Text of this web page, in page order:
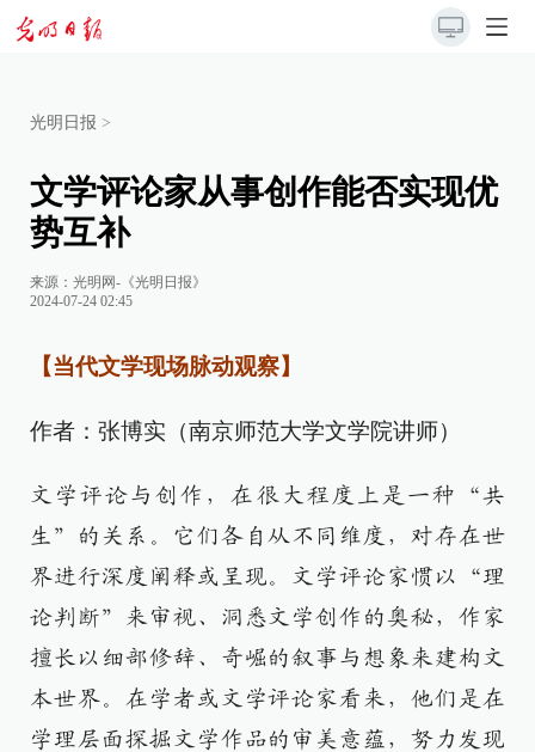
光明日报 >
文学评论家从事创作能否实现优
势互补
来源： 光明网-《光明日报》
2024-07-24 02:45
【当代文学现场脉动观察】
作者：张博实（南京师范大学文学院讲师）
文学评论与创作，在很大程度上是一种“共
生”的关系。它们各自从不同维度，对存在世
界进行深度阐释或呈现。文学评论家惯以“理
论判断”来审视、洞悉文学创作的奥秘，作家
擅长以细部修辞、奇崛的叙事与想象来建构文
本世界。在学者或文学评论家看来，他们是在
学理层面探掘文学作品的审美意蕴，努力发现